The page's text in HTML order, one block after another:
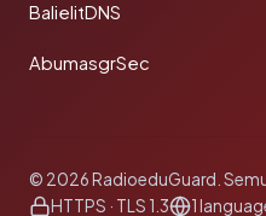
BalielitDNS
AbumasgrSec
© 2026 RadioeduGuard.
HTTPS · TLS 1.3
1